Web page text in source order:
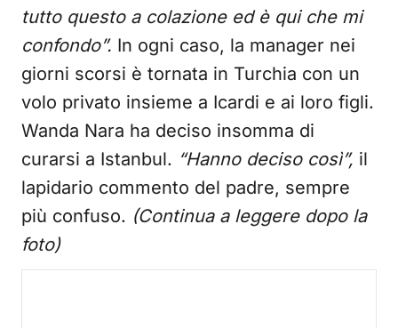
tutto questo a colazione ed è qui che mi
confondo”. In ogni caso, la manager nei
giorni scorsi è tornata in Turchia con un
volo privato insieme a Icardi e ai loro figli.
Wanda Nara ha deciso insomma di
curarsi a Istanbul. “Hanno deciso così”, il
lapidario commento del padre, sempre
più confuso. (Continua a leggere dopo la
foto)